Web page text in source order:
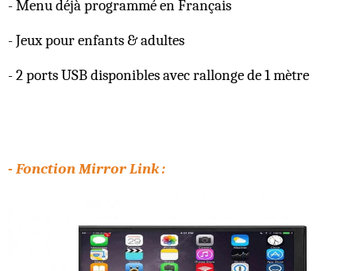
- Menu déjà programmé en Français
- Jeux pour enfants & adultes
- 2 ports USB disponibles avec rallonge de 1 mètre
- Fonction Mirror Link :